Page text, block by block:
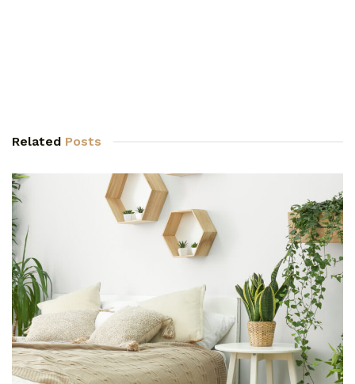
Related Posts